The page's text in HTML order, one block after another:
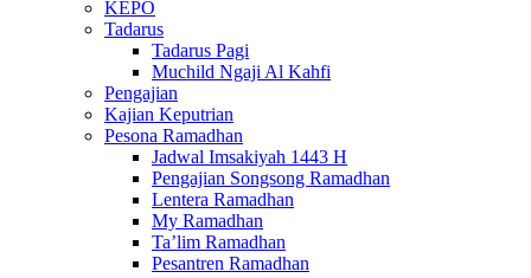
KEPO
Tadarus
Tadarus Pagi
Muchild Ngaji Al Kahfi
Pengajian
Kajian Keputrian
Pesona Ramadhan
Jadwal Imsakiyah 1443 H
Pengajian Songsong Ramadhan
Lentera Ramadhan
My Ramadhan
Ta’lim Ramadhan
Pesantren Ramadhan